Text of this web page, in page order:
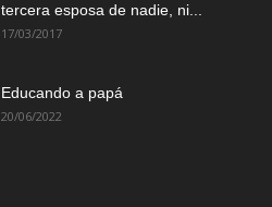
tercera esposa de nadie, ni...
17/03/2017
Educando a papá
20/06/2022